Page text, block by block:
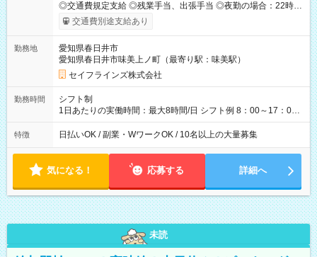
◎交通費規定支給 ◎残業手当、出張手当 ◎夜勤の場合：22時～
翌5時は割増給与 ◎日払い・週払い可(希望者／条件有) ＜月収例
＞ 日給10,600円×22日稼働＝23.5万円/月 ◎自分のぺースで勤務
可能です☺ ◎髪色、ピアス、タトゥーOK おしゃれも自由に楽し
めます！ ◎熱中症対策もバッチ！ ・アイス食べ放題 ・スポーツ
ドリンク配布 ・空調服貸与 ・熱中症対策キット完備 【試用期
間】試用期間あり 試用期間の長さ：3ヶ月 雇用形態、給与は本
採用時と同じです。
交通費別途支給あり
勤務地
愛知県春日井市
愛知県春日井市味美上ノ町（最寄り駅：味美駅）
セイフラインズ株式会社
勤務時間
シフト制
1日あたりの実働時間：最大8時間/日 シフト例 8：00～17：00
21：00～6：00 ※現場によっては多少時間は前後します ▶残業
ほとんどなし！ ▶時間より早く終わることの方が多いと思いま
も日給は同額支給！ ▶ご希望の方は夜勤（21:00～6:00）のお仕
事も可能。
特徴 日払いOK / 副業・WワークOK / 10名以上の大量募集
気になる！ 応募する 詳細へ
未読